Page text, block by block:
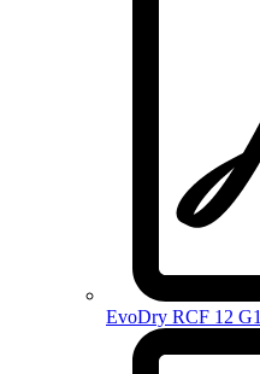
EvoDry RCF 12 G1